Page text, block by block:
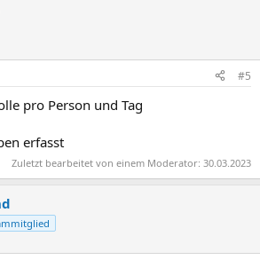
#5
pro Person und Tag
erfasst
Zuletzt bearbeitet von einem Moderator: 30.03.2023